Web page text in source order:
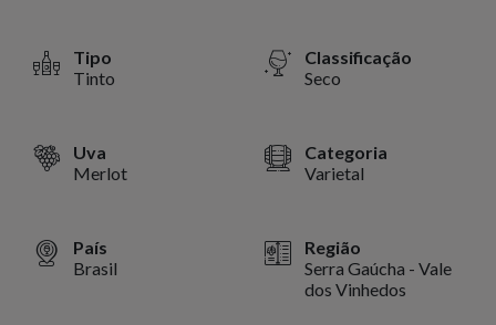
Tipo
Tinto
Classificação
Seco
Uva
Merlot
Categoria
Varietal
País
Brasil
Região
Serra Gaúcha - Vale
dos Vinhedos